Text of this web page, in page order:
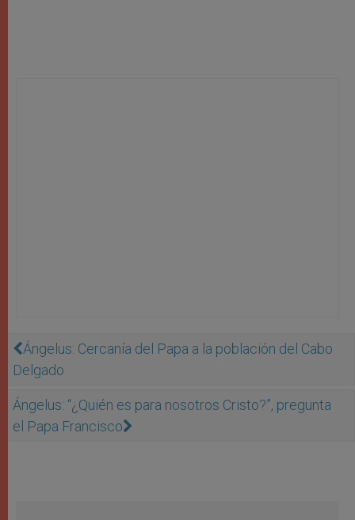
Ángelus: Cercanía del Papa a la población del Cabo
Delgado
Ángelus: “¿Quién es para nosotros Cristo?”, pregunta
el Papa Francisco